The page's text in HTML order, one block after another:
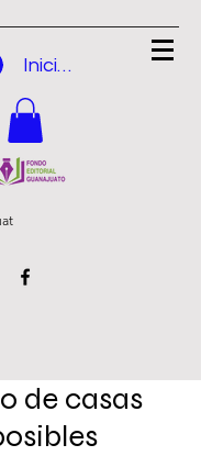
Iniciar sesión
de casas